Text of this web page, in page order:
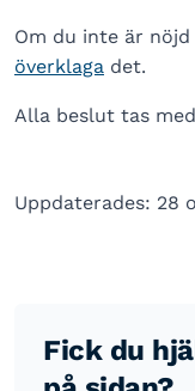
Om du inte är
överklaga det.
Alla beslut tas
Uppdaterades: 28
Fick du